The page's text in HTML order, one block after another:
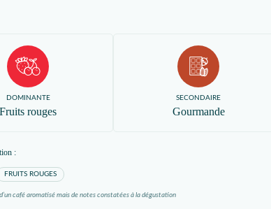
DOMINANTE
Fruits rouges
SECONDAIRE
Gourmande
:
FRUITS ROUGES
d’un café aromatisé mais de notes constatées à la dégustation